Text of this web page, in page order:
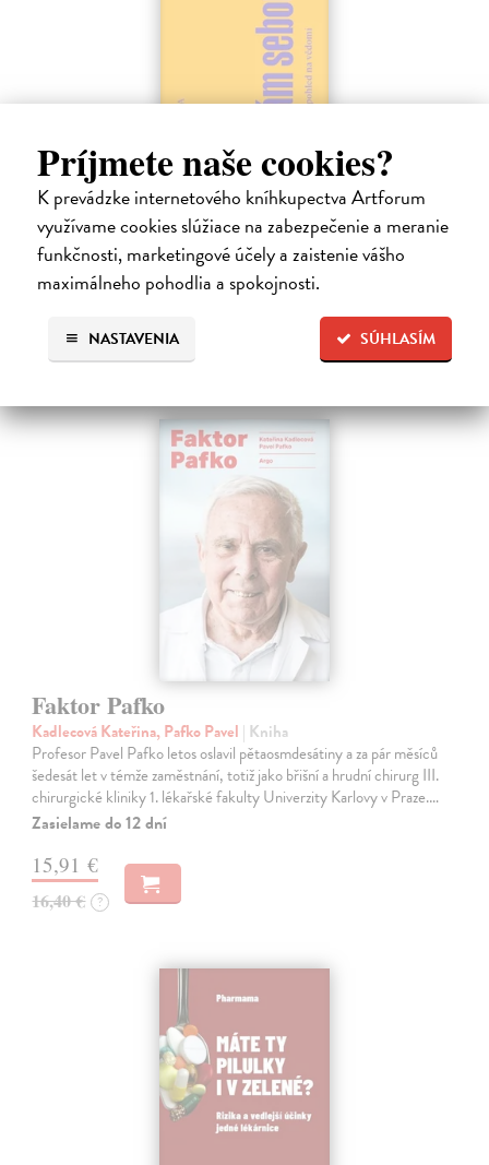
Príjmete naše cookies?
K prevádzke internetového kníhkupectva Artforum
využívame cookies slúžiace na zabezpečenie a meranie
funkčnosti, marketingové účely a zaistenie vášho
maximálneho pohodlia a spokojnosti.
SÚHLASÍM
NASTAVENIA
Sám sebou
Seth Anil| Kniha
Být sám sebou není tak jednoduché, jak se zdá. V mozku každého z
nás pracují společně miliardy neuronů a vytvářejí naše vědomé
zkušenosti.
Na sklade ?
21,47 €
22,60 € ?
Faktor Pafko
Kadlecová Kateřina, Pafko Pavel | Kniha
Profesor Pavel Pafko letos oslavil pětaosmdesátiny a za pár měsíců
šedesát let v témže zaměstnání, totiž jako břišní a hrudní chirurg III.
chirurgické kliniky 1. lékařské fakulty Univerzity Karlovy v Praze.…
Zasielame do 12 dní
15,91 €
16,40 € ?